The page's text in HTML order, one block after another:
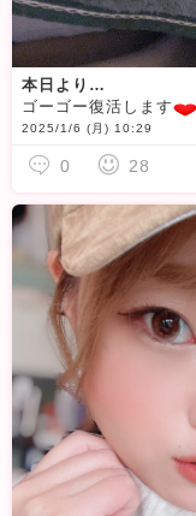
本日より…
ゴーゴー復活します
2025/1/6 (月) 10:29
0 28